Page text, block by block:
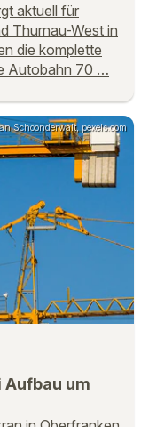
aktuell für
Thurnau-West in
die komplette
Autobahn 70 …
Schoonderwalt, pexels.com
um